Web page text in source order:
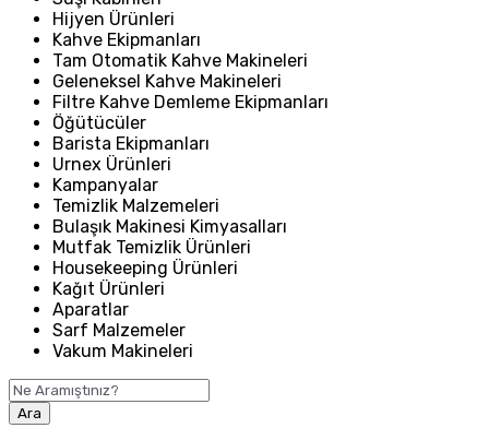
Hijyen Ürünleri
Kahve Ekipmanları
Tam Otomatik Kahve Makineleri
Geleneksel Kahve Makineleri
Filtre Kahve Demleme Ekipmanları
Öğütücüler
Barista Ekipmanları
Urnex Ürünleri
Kampanyalar
Temizlik Malzemeleri
Bulaşık Makinesi Kimyasalları
Mutfak Temizlik Ürünleri
Housekeeping Ürünleri
Kağıt Ürünleri
Aparatlar
Sarf Malzemeler
Vakum Makineleri
Ara